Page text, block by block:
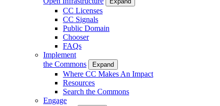
CC Licenses
CC Signals
Public Domain
Chooser
FAQs
Implement
the Commons
Expand
Where CC Makes An Impact
Resources
Search the Commons
Engage